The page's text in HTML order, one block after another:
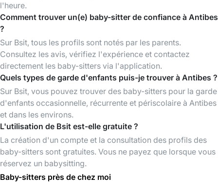
l'heure.
Comment trouver un(e) baby-sitter de confiance à Antibes
?
Sur Bsit, tous les profils sont notés par les parents.
Consultez les avis, vérifiez l'expérience et contactez
directement les baby-sitters via l'application.
Quels types de garde d'enfants puis-je trouver à Antibes ?
Sur Bsit, vous pouvez trouver des baby-sitters pour la garde
d'enfants occasionnelle, récurrente et périscolaire à Antibes
et dans les environs.
L'utilisation de Bsit est-elle gratuite ?
La création d'un compte et la consultation des profils des
baby-sitters sont gratuites. Vous ne payez que lorsque vous
réservez un babysitting.
Baby-sitters près de chez moi